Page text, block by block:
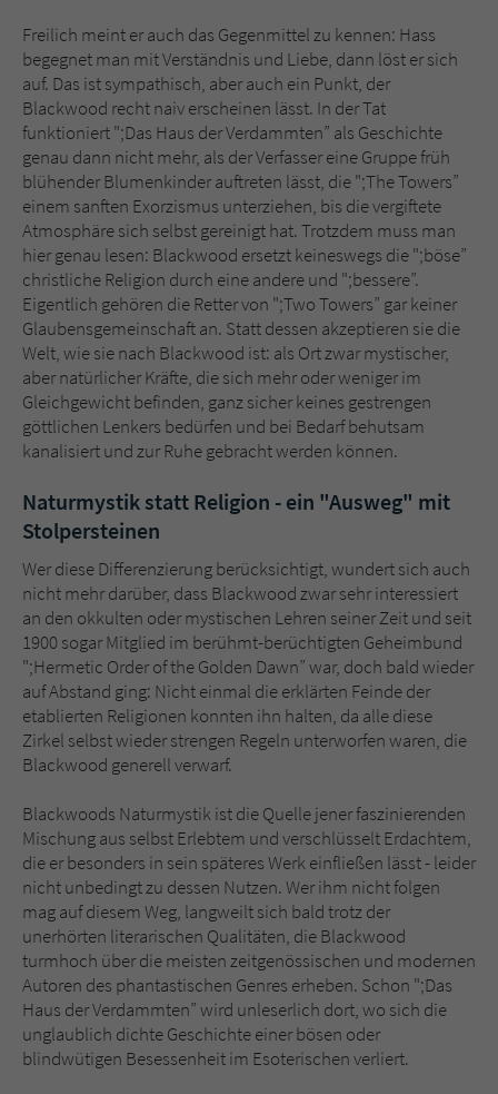
Freilich meint er auch das Gegenmittel zu kennen: Hass
begegnet man mit Verständnis und Liebe, dann löst er sich
auf. Das ist sympathisch, aber auch ein Punkt, der
Blackwood recht naiv erscheinen lässt. In der Tat
funktioniert ";Das Haus der Verdammten” als Geschichte
genau dann nicht mehr, als der Verfasser eine Gruppe früh
blühender Blumenkinder auftreten lässt, die ";The Towers”
einem sanften Exorzismus unterziehen, bis die vergiftete
Atmosphäre sich selbst gereinigt hat. Trotzdem muss man
hier genau lesen: Blackwood ersetzt keineswegs die ";böse”
christliche Religion durch eine andere und ";bessere”.
Eigentlich gehören die Retter von ";Two Towers” gar keiner
Glaubensgemeinschaft an. Statt dessen akzeptieren sie die
Welt, wie sie nach Blackwood ist: als Ort zwar mystischer,
aber natürlicher Kräfte, die sich mehr oder weniger im
Gleichgewicht befinden, ganz sicher keines gestrengen
göttlichen Lenkers bedürfen und bei Bedarf behutsam
kanalisiert und zur Ruhe gebracht werden können.
Naturmystik statt Religion - ein "Ausweg" mit
Stolpersteinen
Wer diese Differenzierung berücksichtigt, wundert sich auch
nicht mehr darüber, dass Blackwood zwar sehr interessiert
an den okkulten oder mystischen Lehren seiner Zeit und seit
1900 sogar Mitglied im berühmt-berüchtigten Geheimbund
";Hermetic Order of the Golden Dawn” war, doch bald wieder
auf Abstand ging: Nicht einmal die erklärten Feinde der
etablierten Religionen konnten ihn halten, da alle diese
Zirkel selbst wieder strengen Regeln unterworfen waren, die
Blackwood generell verwarf.
Blackwoods Naturmystik ist die Quelle jener faszinierenden
Mischung aus selbst Erlebtem und verschlüsselt Erdachtem,
die er besonders in sein späteres Werk einfließen lässt - leider
nicht unbedingt zu dessen Nutzen. Wer ihm nicht folgen
mag auf diesem Weg, langweilt sich bald trotz der
unerhörten literarischen Qualitäten, die Blackwood
turmhoch über die meisten zeitgenössischen und modernen
Autoren des phantastischen Genres erheben. Schon ";Das
Haus der Verdammten” wird unleserlich dort, wo sich die
unglaublich dichte Geschichte einer bösen oder
blindwütigen Besessenheit im Esoterischen verliert.